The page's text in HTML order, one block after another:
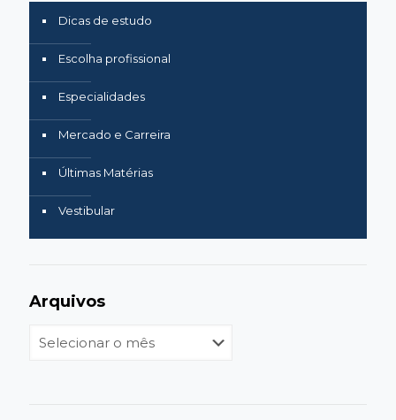
Dicas de estudo
Escolha profissional
Especialidades
Mercado e Carreira
Últimas Matérias
Vestibular
Arquivos